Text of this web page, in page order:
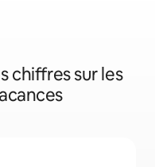
chiffres sur les